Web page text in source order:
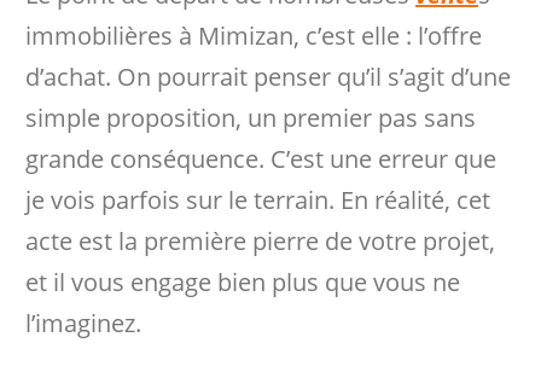
immobilières à Mimizan, c’est elle : l’offre
d’achat. On pourrait penser qu’il s’agit d’une
simple proposition, un premier pas sans
grande conséquence. C’est une erreur que
je vois parfois sur le terrain. En réalité, cet
acte est la première pierre de votre projet,
et il vous engage bien plus que vous ne
l’imaginez.